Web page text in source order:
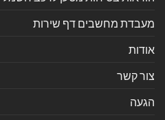
מעבדת מחשבים דף שירות
אודות
צור קשר
הגעה